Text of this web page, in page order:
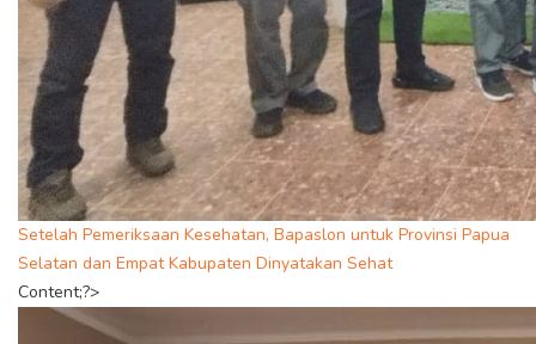
Setelah Pemeriksaan Kesehatan, Bapaslon untuk Provinsi Papua
Selatan dan Empat Kabupaten Dinyatakan Sehat
Content;?>